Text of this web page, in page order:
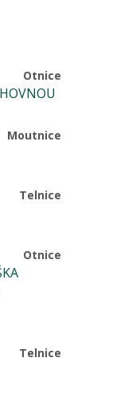
Otnice
Moutnice
Telnice
Otnice
Telnice